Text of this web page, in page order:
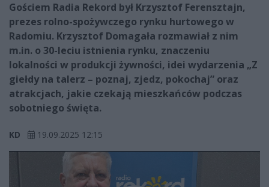
Gościem Radia Rekord był Krzysztof Ferensztajn,
prezes rolno-spożywczego rynku hurtowego w
Radomiu. Krzysztof Domagała rozmawiał z nim
m.in. o 30-leciu istnienia rynku, znaczeniu
lokalności w produkcji żywności, idei wydarzenia „Z
giełdy na talerz – poznaj, zjedz, pokochaj” oraz
atrakcjach, jakie czekają mieszkańców podczas
sobotniego święta.
KD 19.09.2025 12:15